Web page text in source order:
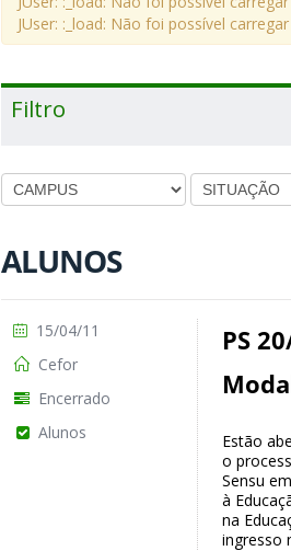
JUser: :_load: Não foi possível
Filtro
ALUNOS
PS
Estão
o
Sensu
à
na
ingresso
15/04/11
Cefor
Encerrado
Alunos